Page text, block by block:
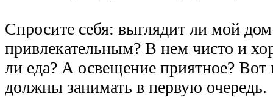
Спросите себя: выглядит ли мой
привлекательным? В нем чисто и
ли еда? А освещение приятное? Вот
должны занимать в первую очередь.